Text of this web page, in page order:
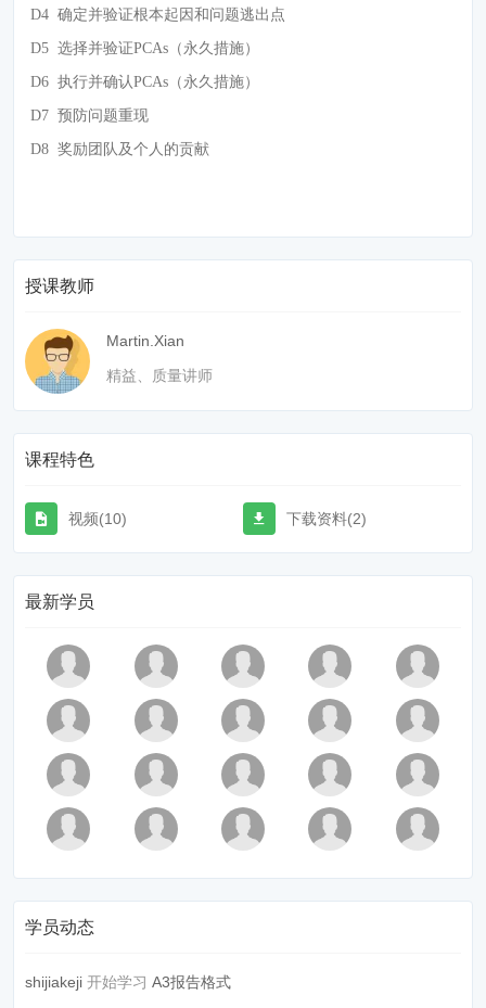
D4 确定并验证根本起因和问题逃出点
D5 选择并验证PCAs（永久措施）
D6 执行并确认PCAs（永久措施）
D7 预防问题重现
D8 奖励团队及个人的贡献
授课教师
Martin.Xian
精益、质量讲师
课程特色
视频(10) 下载资料(2)
最新学员
学员动态
shijiakeji 开始学习 A3报告格式